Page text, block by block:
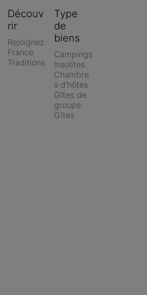
Découv
rir
Rejoignez
France
Traditions
Type
de
biens
Campings
Insolites
Chambre
s d'hôtes
Gîtes de
groupe
Gîtes